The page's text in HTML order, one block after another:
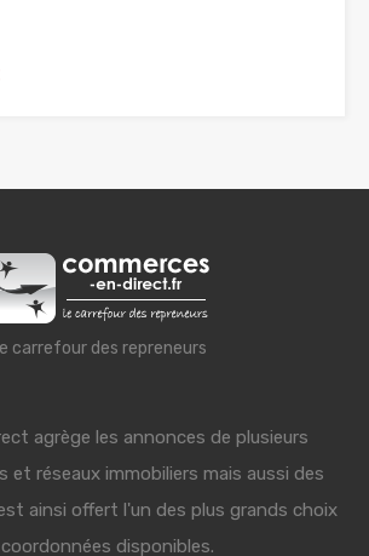
carrefour des repreneurs
agrège les annonces de plusieurs
et réseaux immobiliers mais aussi des
ainsi offert l'un des plus grands choix
disponibles.